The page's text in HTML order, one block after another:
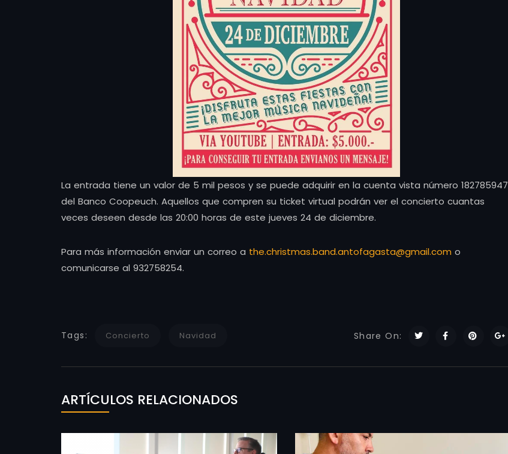
La entrada tiene un valor de 5 mil pesos y se puede adquirir en la cuenta vista número 182785947
del Banco Coopeuch. Aquellos que compren su ticket virtual podrán ver el concierto cuantas
veces deseen desde las 20:00 horas de este jueves 24 de diciembre.
Para más información enviar un correo a the.christmas.band.antofagasta@gmail.com o
comunicarse al 932758254.
Tags: Concierto Navidad Share On:
ARTÍCULOS RELACIONADOS